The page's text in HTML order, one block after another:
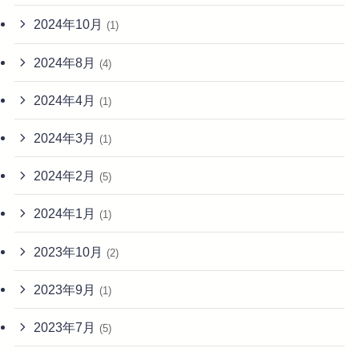
2024年10月 (1)
2024年8月 (4)
2024年4月 (1)
2024年3月 (1)
2024年2月 (5)
2024年1月 (1)
2023年10月 (2)
2023年9月 (1)
2023年7月 (5)